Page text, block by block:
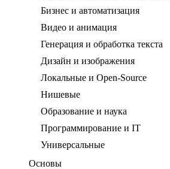
Бизнес и автоматизация
Видео и анимация
Генерация и обработка текста
Дизайн и изображения
Локальные и Open-Source
Нишевые
Образование и наука
Программирование и IT
Универсальные
Основы